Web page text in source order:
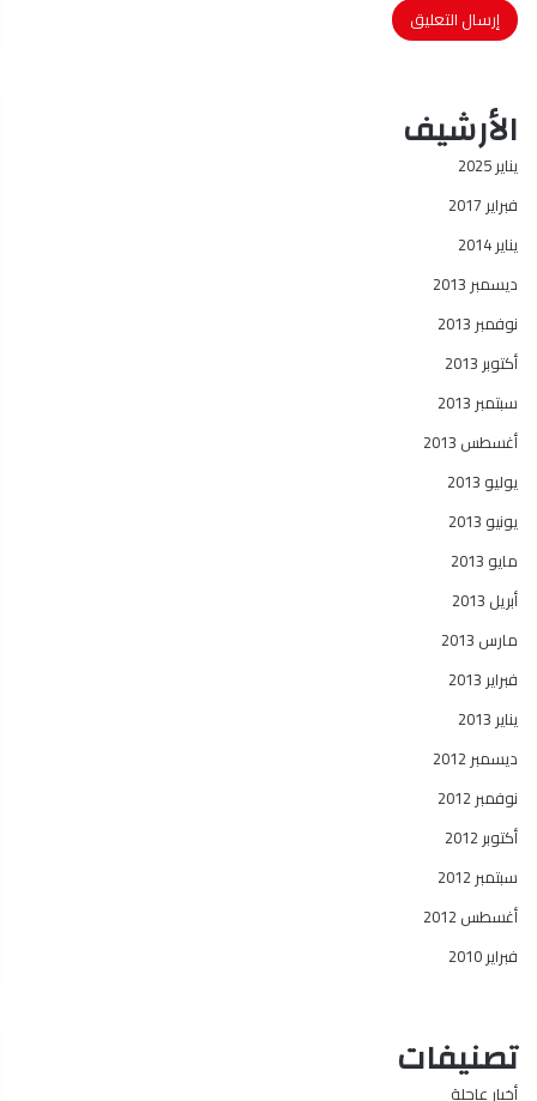
الأرشيف
يناير 2025
فبراير 2017
يناير 2014
ديسمبر 2013
نوفمبر 2013
أكتوبر 2013
سبتمبر 2013
أغسطس 2013
يوليو 2013
يونيو 2013
مايو 2013
أبريل 2013
مارس 2013
فبراير 2013
يناير 2013
ديسمبر 2012
نوفمبر 2012
أكتوبر 2012
سبتمبر 2012
أغسطس 2012
فبراير 2010
تصنيفات
أخبار عاجلة